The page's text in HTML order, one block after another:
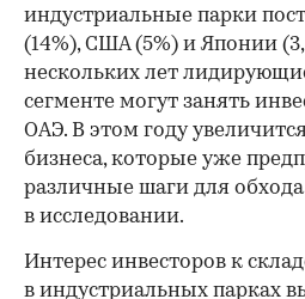
индустриальные парки
(14%), США (5%) и Японии
нескольких лет
сегменте могут занять
ОАЭ. В этом году
бизнеса, которые уже
различные шаги для
в исследовании.
Интерес инвесторов к
в индустриальных парках